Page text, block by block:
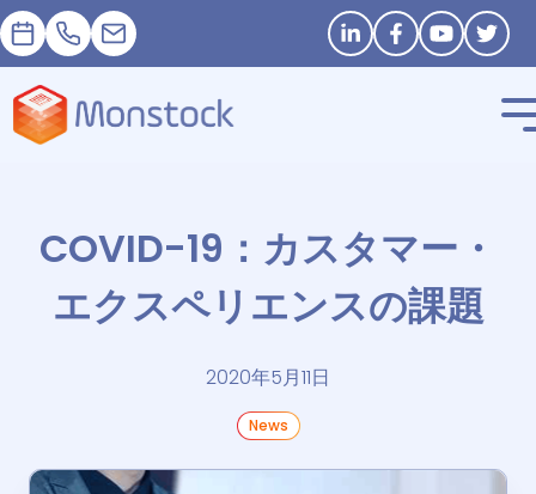
予約 +33 1 83 62 25 41
contact@monstock.net Stay in touch
COVID-19：カスタマー・
エクスペリエンスの課題
2020年5月11日
News